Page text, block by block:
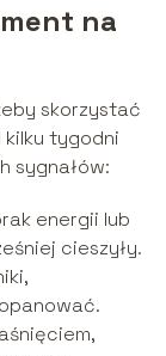
na
skorzystać
kilku tygodni
sygnałów:
energii lub
cieszyły.